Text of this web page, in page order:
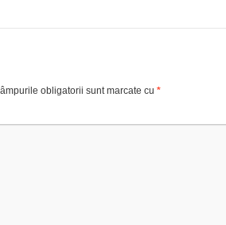
obligatorii sunt marcate cu *